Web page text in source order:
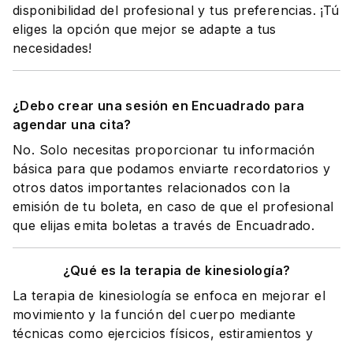
disponibilidad del profesional y tus preferencias. ¡Tú
eliges la opción que mejor se adapte a tus
necesidades!
¿Debo crear una sesión en Encuadrado para
agendar una cita?
No. Solo necesitas proporcionar tu información
básica para que podamos enviarte recordatorios y
otros datos importantes relacionados con la
emisión de tu boleta, en caso de que el profesional
que elijas emita boletas a través de Encuadrado.
¿Qué es la terapia de kinesiología?
La terapia de kinesiología se enfoca en mejorar el
movimiento y la función del cuerpo mediante
técnicas como ejercicios físicos, estiramientos y